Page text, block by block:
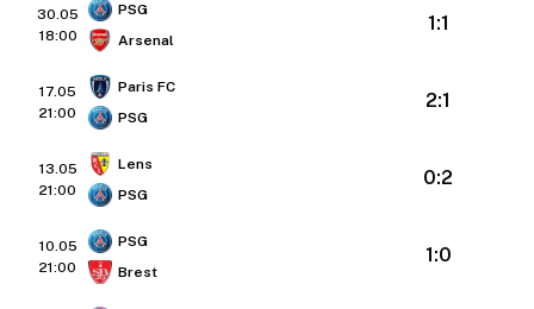
30.05
18:00
PSG
Arsenal
1:1
17.05
21:00
Paris FC
PSG
2:1
13.05
21:00
Lens
PSG
0:2
10.05
21:00
PSG
Brest
1:0